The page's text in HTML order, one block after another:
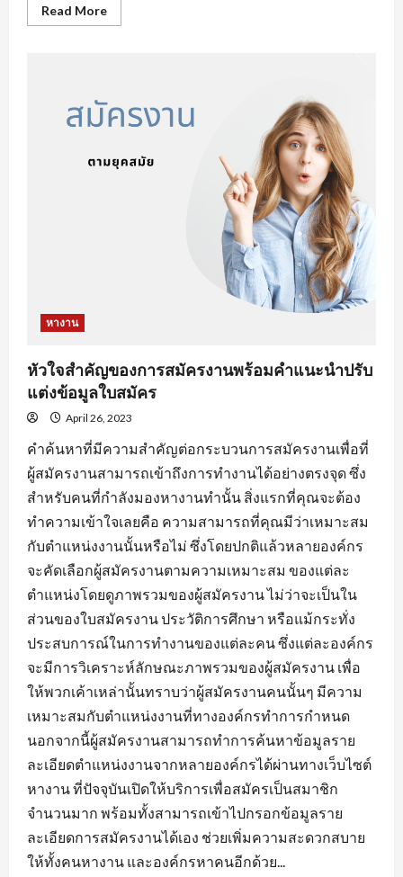
Read MoreRead
more
หา
งาน
จะ
ทำให้
หางาน
หัวใจสำคัญของการสมัครงานพร้อมคำแนะนำปรับ
แต่งข้อมูลใบสมัคร
April 26, 2023
คำค้นหาที่มีความสำคัญต่อกระบวนการสมัครงานเพื่อที่
ผู้สมัครงานสามารถเข้าถึงการทำงานได้อย่างตรงจุด ซึ่ง
สำหรับคนที่กำลังมองหางานทำนั้น สิ่งแรกที่คุณจะต้อง
ทำความเข้าใจเลยคือ ความสามารถที่คุณมีว่าเหมาะสม
กับตำแหน่งงานนั้นหรือไม่ ซึ่งโดยปกติแล้วหลายองค์กร
จะคัดเลือกผู้สมัครงานตามความเหมาะสม ของแต่ละ
ตำแหน่งโดยดูภาพรวมของผู้สมัครงาน ไม่ว่าจะเป็นใน
ส่วนของใบสมัครงาน ประวัติการศึกษา หรือแม้กระทั่ง
ประสบการณ์ในการทำงานของแต่ละคน ซึ่งแต่ละองค์กร
จะมีการวิเคราะห์ลักษณะภาพรวมของผู้สมัครงาน เพื่อ
ให้พวกเค้าเหล่านั้นทราบว่าผู้สมัครงานคนนั้นๆ มีความ
เหมาะสมกับตำแหน่งงานที่ทางองค์กรทำการกำหนด
นอกจากนี้ผู้สมัครงานสามารถทำการค้นหาข้อมูลราย
ละเอียดตำแหน่งงานจากหลายองค์กรได้ผ่านทางเว็บไซต์
หางาน ที่ปัจจุบันเปิดให้บริการเพื่อสมัครเป็นสมาชิก
จำนวนมาก พร้อมทั้งสามารถเข้าไปกรอกข้อมูลราย
ละเอียดการสมัครงานได้เอง ช่วยเพิ่มความสะดวกสบาย
ให้ทั้งคนหางาน และองค์กรหาคนอีกด้วย...